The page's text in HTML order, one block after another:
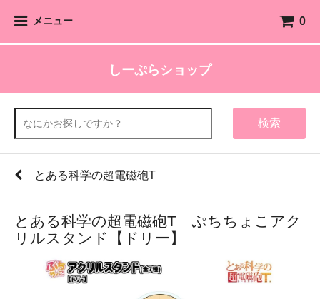
メニュー 0
しーぷらショップ
検索
とある科学の超電磁砲T
とある科学の超電磁砲T ぷちちょこアク
リルスタンド【ドリー】